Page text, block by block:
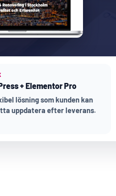
+ Elementor Pro
lösning som kunden kan
uppdatera efter leverans.